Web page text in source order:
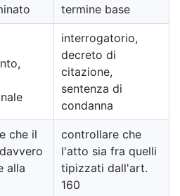
termine base
interrogatorio,
decreto di
citazione,
sentenza di
condanna
che il
alla
controllare che
l'atto sia fra quelli
tipizzati dall'art.
160